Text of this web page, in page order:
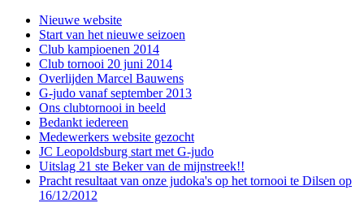
Nieuwe website
Start van het nieuwe seizoen
Club kampioenen 2014
Club tornooi 20 juni 2014
Overlijden Marcel Bauwens
G-judo vanaf september 2013
Ons clubtornooi in beeld
Bedankt iedereen
Medewerkers website gezocht
JC Leopoldsburg start met G-judo
Uitslag 21 ste Beker van de mijnstreek!!
Pracht resultaat van onze judoka's op het tornooi te Dilsen op
16/12/2012